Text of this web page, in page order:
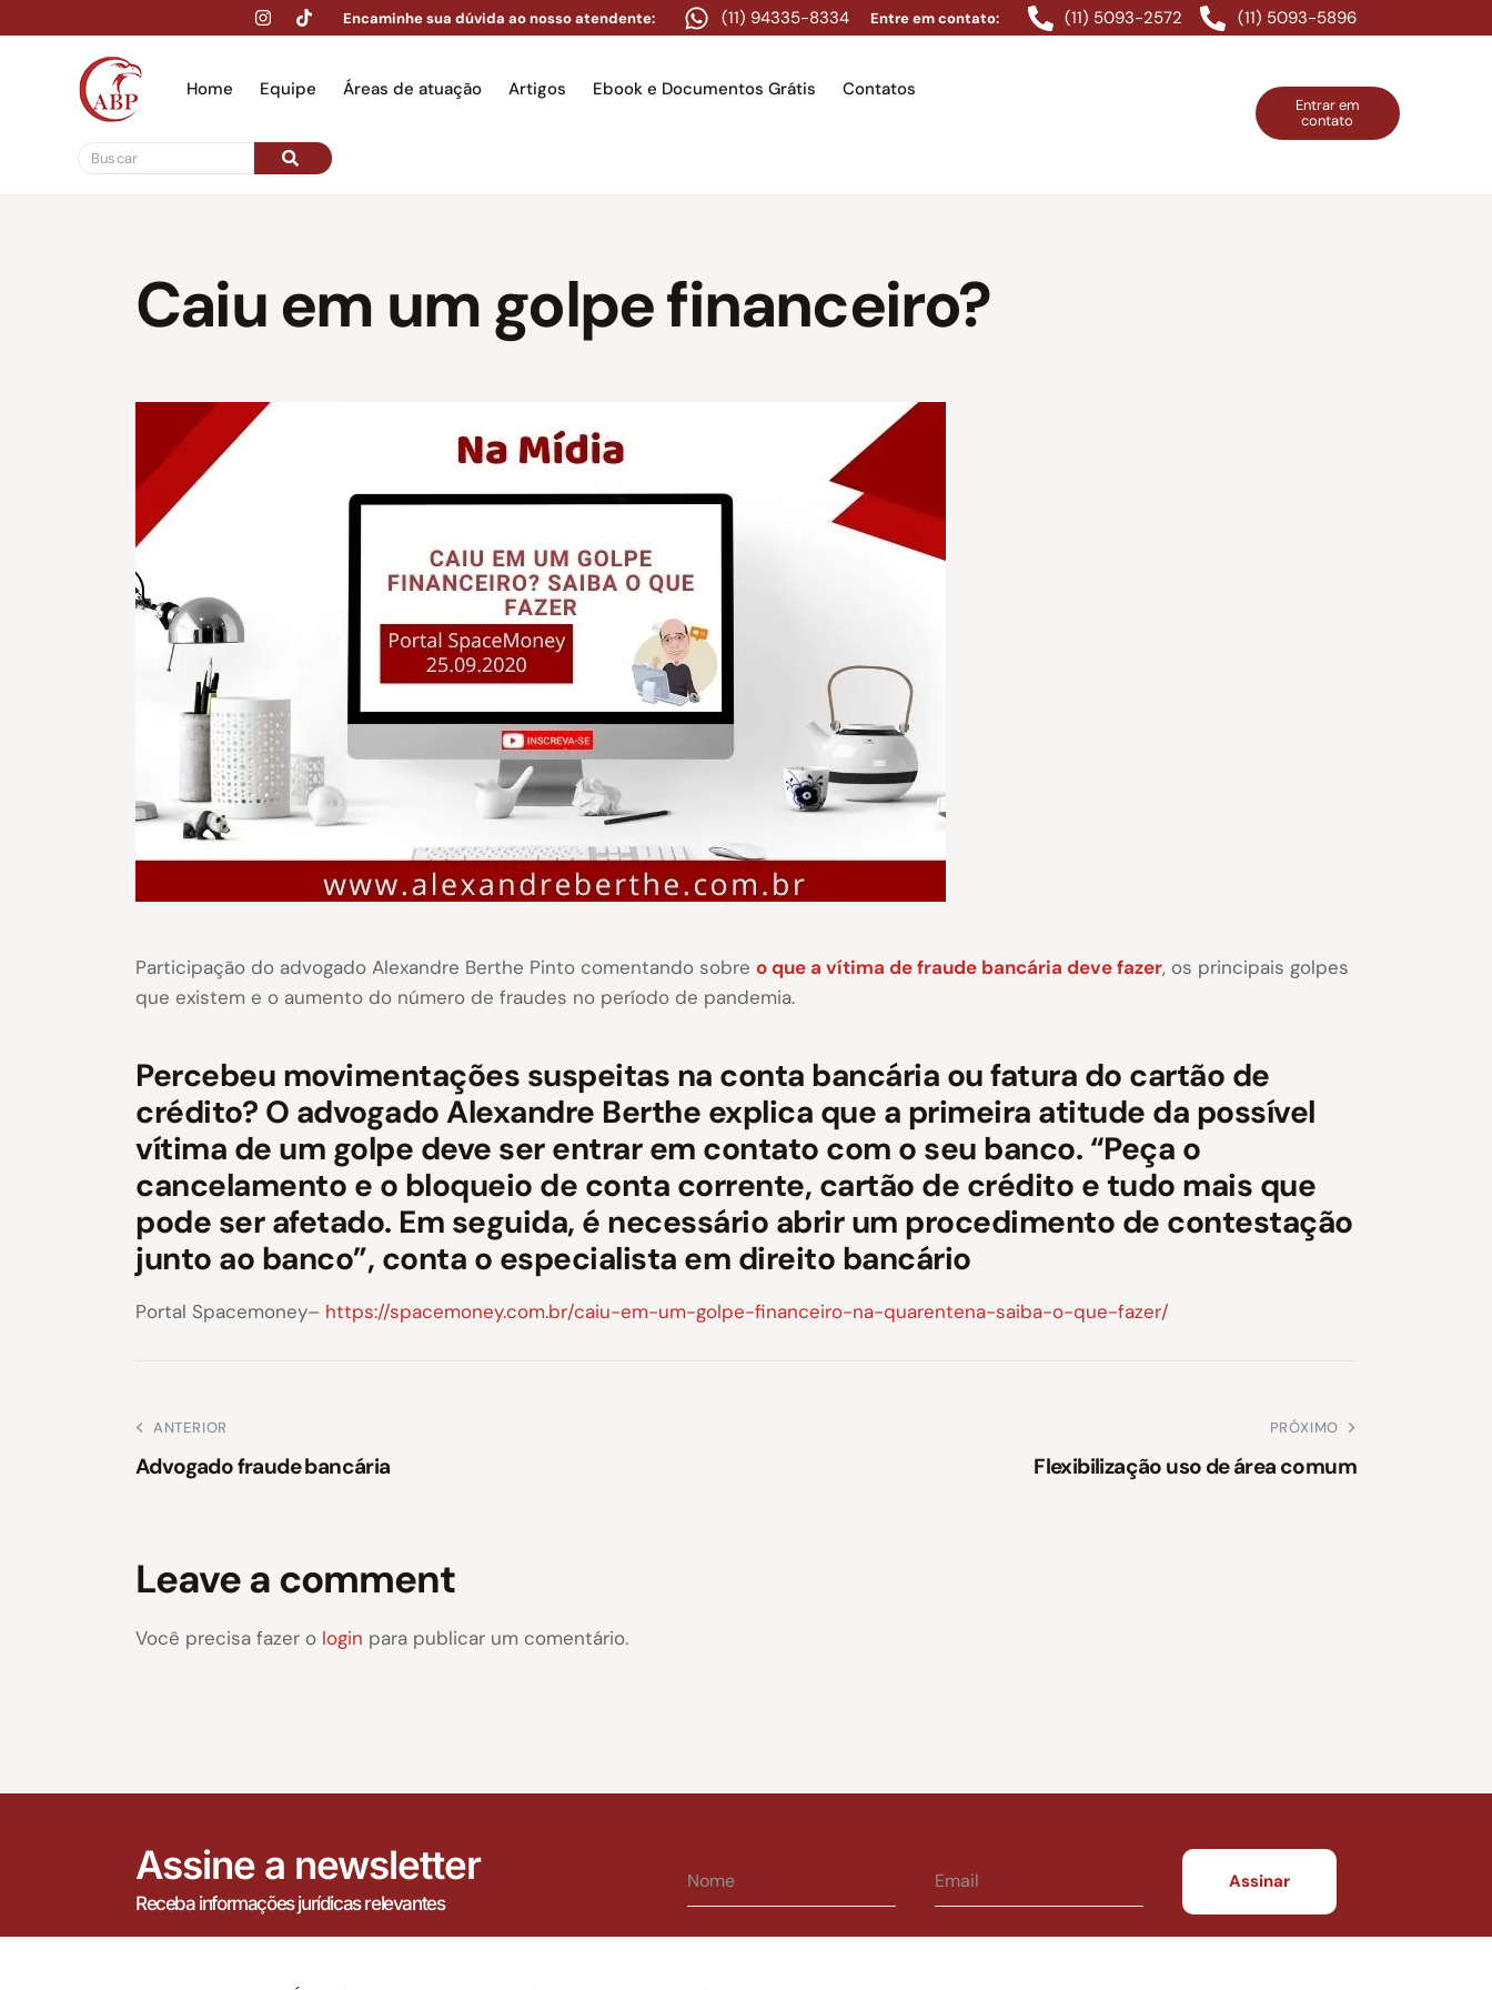
Encaminhe sua dúvida ao nosso atendente: (11) 94335-8334 Entre em contato: (11) 5093-2572 (11) 5093-5896
Home Equipe Áreas de atuação Artigos Ebook e Documentos Grátis Contatos
Entrar em
contato
Caiu em um golpe financeiro?
Participação do advogado Alexandre Berthe Pinto comentando sobre o que a vítima de fraude bancária deve fazer, os principais golpes
que existem e o aumento do número de fraudes no período de pandemia.
Percebeu movimentações suspeitas na conta bancária ou fatura do cartão de
crédito? O advogado Alexandre Berthe explica que a primeira atitude da possível
vítima de um golpe deve ser entrar em contato com o seu banco. “Peça o
cancelamento e o bloqueio de conta corrente, cartão de crédito e tudo mais que
pode ser afetado. Em seguida, é necessário abrir um procedimento de contestação
junto ao banco”, conta o especialista em direito bancário
Portal Spacemoney– https://spacemoney.com.br/caiu-em-um-golpe-financeiro-na-quarentena-saiba-o-que-fazer/
ANTERIOR
Advogado fraude bancária
PRÓXIMO
Flexibilização uso de área comum
Leave a comment
Você precisa fazer o login para publicar um comentário.
Assine a newsletter
Receba informações jurídicas relevantes